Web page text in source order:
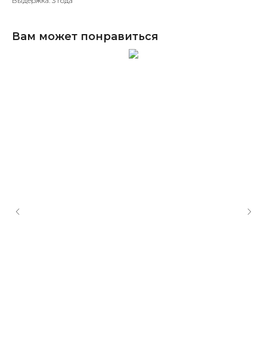
Вам может понравиться